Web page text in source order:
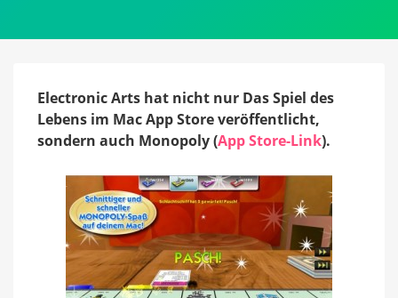
sich
Electronic Arts hat nicht nur Das Spiel des
Lebens im Mac App Store veröffentlicht,
sondern auch Monopoly (App Store-Link).